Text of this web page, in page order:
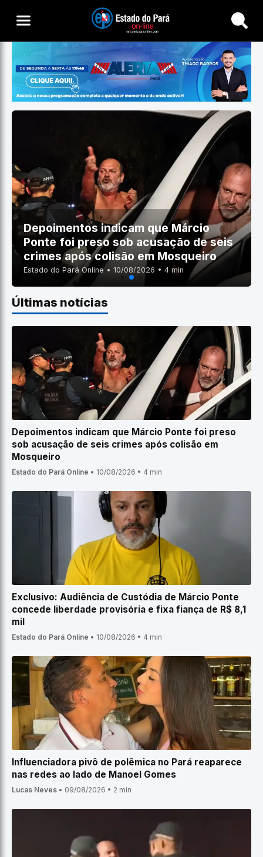
Buscar
Depoimentos indicam que Márcio
Ponte foi preso sob acusação de seis
crimes após colisão em Mosqueiro
Estado do Pará Online • 10/08/2026 • 4 min
Últimas notícias
Depoimentos indicam que Márcio Ponte foi preso
sob acusação de seis crimes após colisão em
Mosqueiro
Estado do Pará Online • 10/08/2026 • 4 min
Exclusivo: Audiência de Custódia de Márcio Ponte
concede liberdade provisória e fixa fiança de R$ 8,1
mil
Estado do Pará Online • 10/08/2026 • 4 min
Influenciadora pivô de polêmica no Pará reaparece
nas redes ao lado de Manoel Gomes
Lucas Neves • 09/08/2026 • 2 min